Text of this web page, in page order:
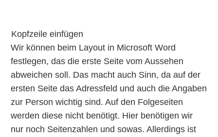
Kopfzeile einfügen
Wir können beim Layout in Microsoft Word
festlegen, das die erste Seite vom Aussehen
abweichen soll. Das macht auch Sinn, da auf der
ersten Seite das Adressfeld und auch die Angaben
zur Person wichtig sind. Auf den Folgeseiten
werden diese nicht benötigt. Hier benötigen wir
nur noch Seitenzahlen und sowas. Allerdings ist